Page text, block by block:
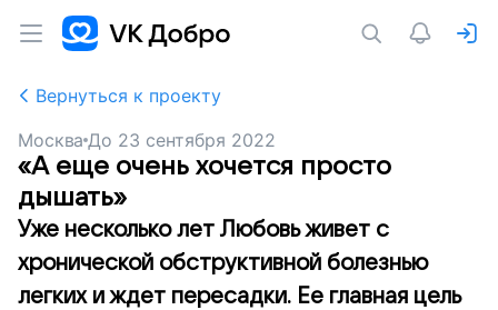
Вернуться к проекту
Москва До 23 сентября 2022
«А еще очень хочется просто
дышать»
Уже несколько лет Любовь живет с
хронической обструктивной болезнью
легких и ждет пересадки. Ее главная цель